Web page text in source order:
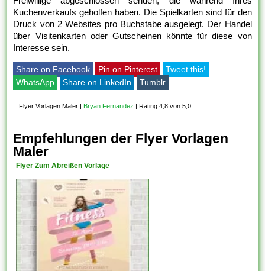
Kuchenverkaufs geholfen haben. Die Spielkarten sind für den
Druck von 2 Websites pro Buchstabe ausgelegt. Der Handel
über Visitenkarten oder Gutscheinen könnte für diese von
Interesse sein.
Share on Facebook Pin on Pinterest
Tweet this!
WhatsApp
Share on LinkedIn Tumblr
Flyer Vorlagen Maler Bryan Fernandez Rating 4,8 von 5,0
Empfehlungen der Flyer Vorlagen
Maler
Flyer Zum Abreißen Vorlage